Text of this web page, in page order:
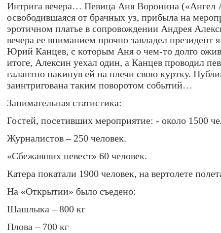
Интрига вечера… Певица Аня Воронина («Ангел
освободившаяся от брачных уз, прибыла на
эротичном платье в сопровождении Андрея
вечера ее вниманием прочно завладел президент
Юрий Канцев, с которым Аня о чем-то долго
итоге, Алексин уехал один, а Канцев проводил
галантно накинув ей на плечи свою куртку.
заинтригована таким поворотом событий…
Занимательная статистика:
Гостей, посетивших мероприятие: - около 1500
Журналистов – 250 человек.
«Сбежавших невест» 60 человек.
Катера покатали 1900 человек, на вертолете
На «Открытии» было съедено:
Шашлыка – 800 кг
Плова – 700 кг